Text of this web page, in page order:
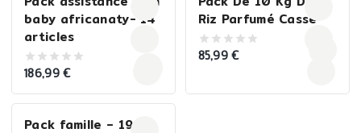
baby africanaty- 14
articles
0
of
5
186,99€
Riz Parfumé Cassé
0
85,99€
Pack famille – 19